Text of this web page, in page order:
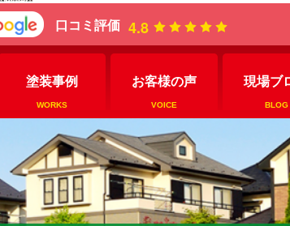
口コミ評価 4.8
塗装事例
WORKS
お客様の声
VOICE
現場ブ
BLOG